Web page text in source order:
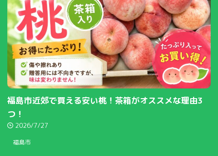
福島市近郊で買える安い桃！茶箱がオススメな理由3
つ！
2026/7/27
福島市